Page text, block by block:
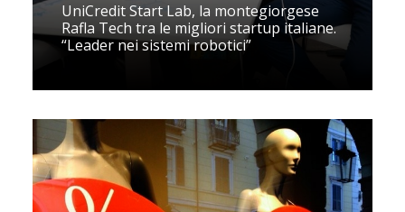
UniCredit Start Lab, la montegiorgese
Rafla Tech tra le migliori startup italiane.
“Leader nei sistemi robotici”